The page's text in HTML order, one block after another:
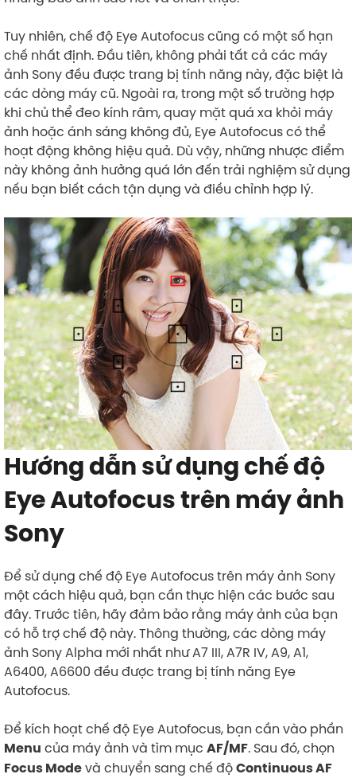
Tuy nhiên, chế độ Eye Autofocus cũng có một số hạn
chế nhất định. Đầu tiên, không phải tất cả các máy
ảnh Sony đều được trang bị tính năng này, đặc biệt là
các dòng máy cũ. Ngoài ra, trong một số trường hợp
khi chủ thể đeo kính râm, quay mặt quá xa khỏi máy
ảnh hoặc ánh sáng không đủ, Eye Autofocus có thể
hoạt động không hiệu quả. Dù vậy, những nhược điểm
này không ảnh hưởng quá lớn đến trải nghiệm sử dụng
nếu bạn biết cách tận dụng và điều chỉnh hợp lý.
Hướng dẫn sử dụng chế độ
Eye Autofocus trên máy ảnh
Sony
Để sử dụng chế độ Eye Autofocus trên máy ảnh Sony
một cách hiệu quả, bạn cần thực hiện các bước sau
đây. Trước tiên, hãy đảm bảo rằng máy ảnh của bạn
có hỗ trợ chế độ này. Thông thường, các dòng máy
ảnh Sony Alpha mới nhất như A7 III, A7R IV, A9, A1,
A6400, A6600 đều được trang bị tính năng Eye
Autofocus.
Để kích hoạt chế độ Eye Autofocus, bạn cần vào phần
Menu của máy ảnh và tìm mục AF/MF. Sau đó, chọn
Focus Modevà chuyển sang chế độContinuous AF